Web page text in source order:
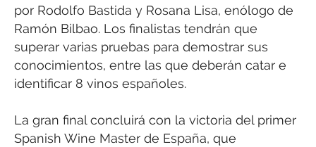
por Rodolfo Bastida y Rosana Lisa, enólogo de
Ramón Bilbao. Los finalistas tendrán que
superar varias pruebas para demostrar sus
conocimientos, entre las que deberán catar e
identificar 8 vinos españoles.
La gran final concluirá con la victoria del primer
Spanish Wine Master de España, que